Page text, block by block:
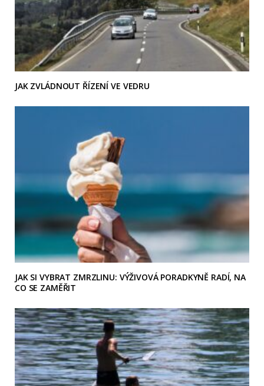
JAK ZVLÁDNOUT ŘÍZENÍ VE VEDRU
JAK SI VYBRAT ZMRZLINU: VÝŽIVOVÁ PORADKYNĚ RADÍ, NA
CO SE ZAMĚŘIT